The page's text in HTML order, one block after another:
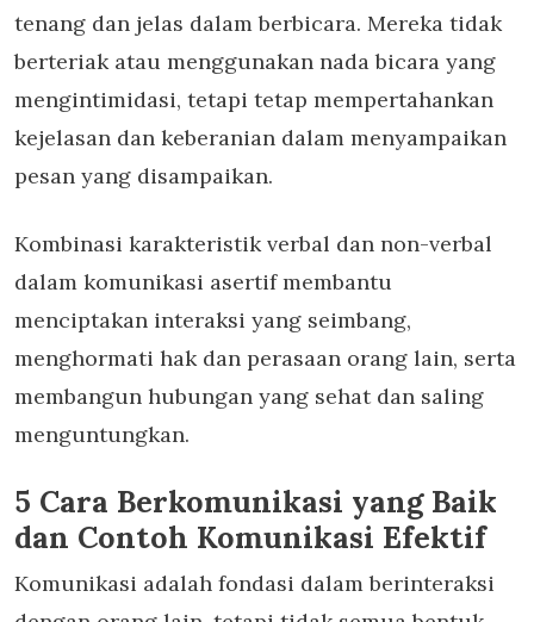
tenang dan jelas dalam berbicara. Mereka tidak
berteriak atau menggunakan nada bicara yang
mengintimidasi, tetapi tetap mempertahankan
kejelasan dan keberanian dalam menyampaikan
pesan yang disampaikan.
Kombinasi karakteristik verbal dan non-verbal
dalam komunikasi asertif membantu
menciptakan interaksi yang seimbang,
menghormati hak dan perasaan orang lain, serta
membangun hubungan yang sehat dan saling
menguntungkan.
5 Cara Berkomunikasi yang Baik
dan Contoh Komunikasi Efektif
Komunikasi adalah fondasi dalam berinteraksi